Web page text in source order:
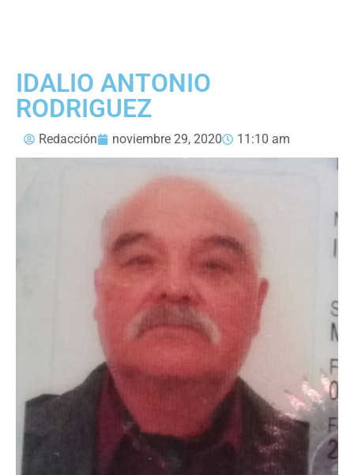
IDALIO ANTONIO
RODRIGUEZ
Redacción noviembre 29, 2020 11:10 am